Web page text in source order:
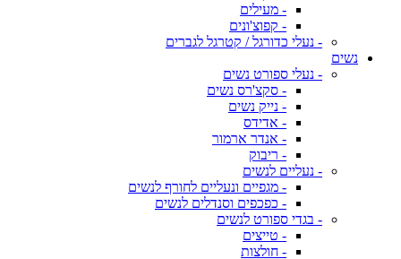
- מעילים
- קפוצ'ונים
- נעלי כדורגל / קטרגל לגברים
נשים
- נעלי ספורט נשים
- סקצ'רס נשים
- נייק נשים
- אדידס
- אנדר ארמור
- ריבוק
- נעליים לנשים
- מגפיים ונעליים לחורף לנשים
- כפכפים וסנדלים לנשים
- בגדי ספורט לנשים
- טייצים
- חולצות